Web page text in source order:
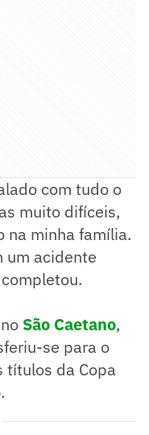
com tudo o
muito difíceis,
na minha família.
um acidente
São Caetano,
se para o
títulos da Copa
.